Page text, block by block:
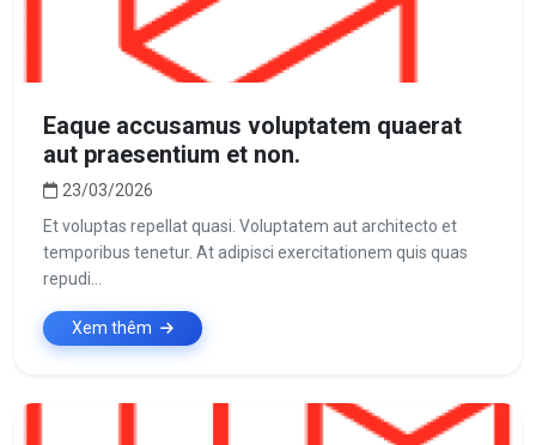
Eaque accusamus voluptatem quaerat
aut praesentium et non.
23/03/2026
Et voluptas repellat quasi. Voluptatem aut architecto et
temporibus tenetur. At adipisci exercitationem quis quas
repudi...
Xem thêm